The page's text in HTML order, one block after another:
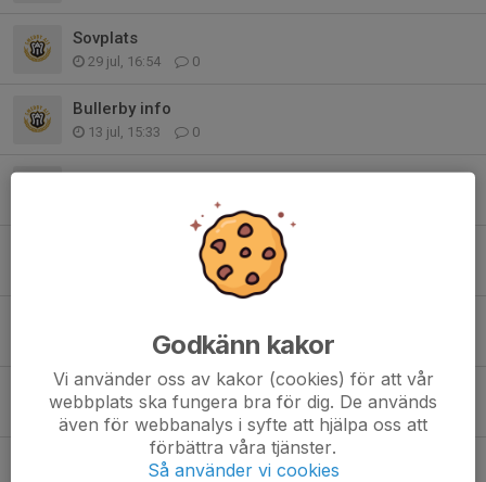
Sovplats
29 jul, 16:54 0
Bullerby info
13 jul, 15:33 0
Bullerby info
Jönsbergska och sommar avslutning mm
0
3 jun, 10:56 0
Sista chansen!
1 jun, 08:11 0
Gräskiosken F2016 Arbetspass
Godkänn kakor
Vi använder oss av kakor (cookies) för att vår
webbplats ska fungera bra för dig. De används
även för webbanalys i syfte att hjälpa oss att
förbättra våra tjänster.
Så använder vi cookies